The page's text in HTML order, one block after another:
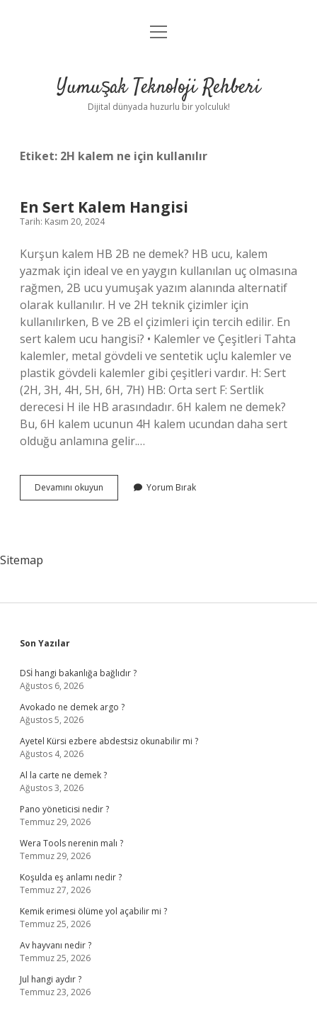
Anasayfa
Yasal Uyarı
menüyü
Yumuşak Teknoloji Rehberi
Dijital dünyada huzurlu bir yolculuk!
Etiket: 2H kalem ne için kullanılır
En Sert Kalem Hangisi
Tarih: Kasım 20, 2024
Kurşun kalem HB 2B ne demek? HB ucu, kalem
yazmak için ideal ve en yaygın kullanılan uç olmasına
rağmen, 2B ucu yumuşak yazım alanında alternatif
olarak kullanılır. H ve 2H teknik çizimler için
kullanılırken, B ve 2B el çizimleri için tercih edilir. En
sert kalem ucu hangisi? • Kalemler ve Çeşitleri Tahta
kalemler, metal gövdeli ve sentetik uçlu kalemler ve
plastik gövdeli kalemler gibi çeşitleri vardır. H: Sert
(2H, 3H, 4H, 5H, 6H, 7H) HB: Orta sert F: Sertlik
derecesi H ile HB arasındadır. 6H kalem ne demek?
Bu, 6H kalem ucunun 4H kalem ucundan daha sert
olduğu anlamına gelir.…
Devamını okuyun
Sert
Yorum Bırak
Sitemap
Sidebar
Son Yazılar
DSİ hangi bakanlığa bağlıdır ?
Ağustos 6, 2026
Avokado ne demek argo ?
Ağustos 5, 2026
Ayetel Kürsi ezbere abdestsiz okunabilir mi ?
Ağustos 4, 2026
Al la carte ne demek ?
Ağustos 3, 2026
Pano yöneticisi nedir ?
Temmuz 29, 2026
Wera Tools nerenin malı ?
Temmuz 29, 2026
Koşulda eş anlamı nedir ?
Temmuz 27, 2026
Kemik erimesi ölüme yol açabilir mi ?
Temmuz 25, 2026
Av hayvanı nedir ?
Temmuz 25, 2026
Jul hangi aydır ?
Temmuz 23, 2026